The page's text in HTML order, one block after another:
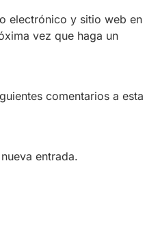
electrónico y sitio web en
vez que haga un
comentarios a esta
entrada.